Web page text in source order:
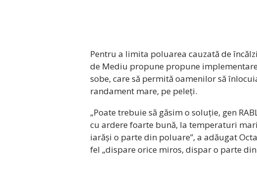
Pentru a limita poluarea cauzată de
de Mediu propune propune
sobe, care să permită oamenilor să
randament mare, pe peleți.
„Poate trebuie să găsim o soluție, gen
cu ardere foarte bună, la temperaturi
iarăși o parte din poluare”, a adăugat
fel „dispare orice miros, dispar o parte